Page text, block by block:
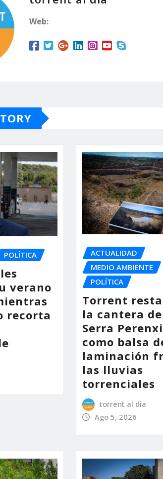
Web:
POLÍTICA
verano
recorta
ACTUALIDAD
MEDIO AMBIENTE
POLÍTICA
Torrent
la cantera
Serra
como balsa
laminación
las lluvias
torrenciales
torrent al dia
Ago 5, 2026